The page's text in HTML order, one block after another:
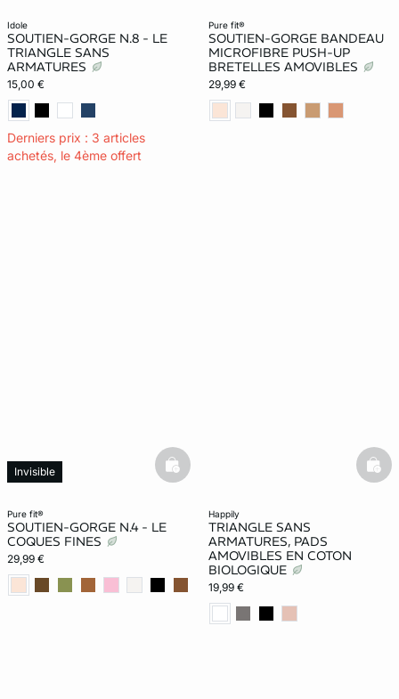
idole
SOUTIEN-GORGE N.8 - LE
TRIANGLE SANS
ARMATURES
15,00 €
Derniers prix : 3 articles
achetés, le 4ème offert
pure fit®
SOUTIEN-GORGE BANDEAU
MICROFIBRE PUSH-UP
BRETELLES AMOVIBLES
29,99 €
pure fit®
SOUTIEN-GORGE N.4 - LE
COQUES FINES
29,99 €
Invisible basketfull
happily
TRIANGLE SANS
ARMATURES, PADS
AMOVIBLES EN COTON
BIOLOGIQUE
19,99 €